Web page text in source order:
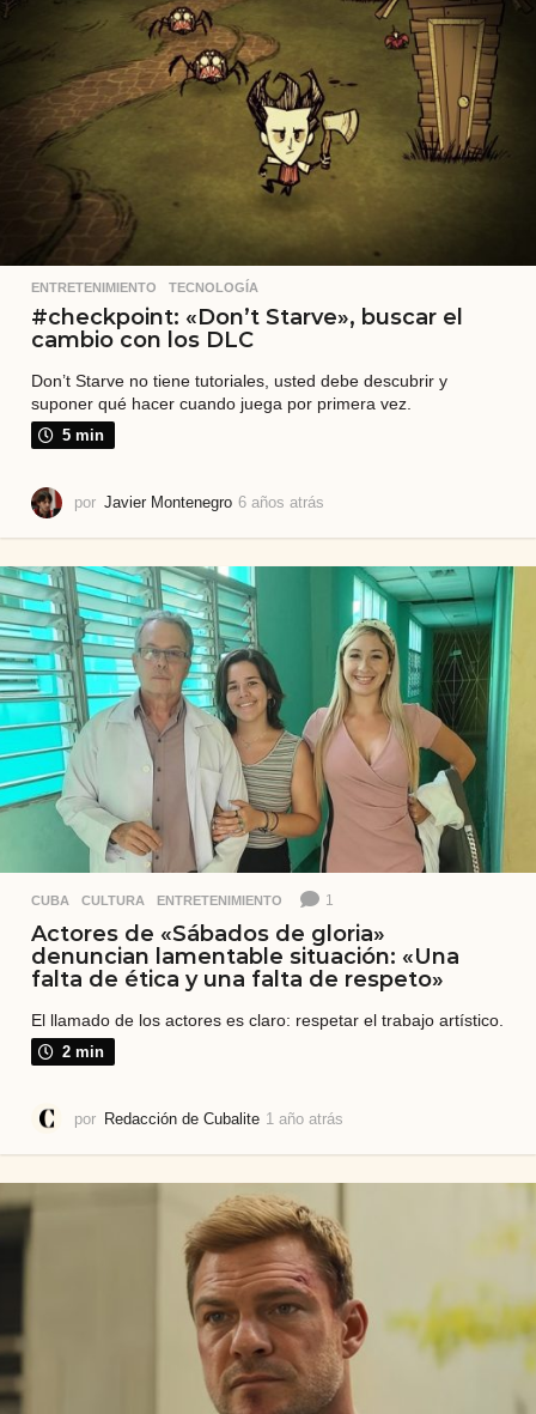
s
ENTRETENIMIENTO ,TECNOLOGÍA
#checkpoint: «Don’t Starve», buscar el
cambio con los DLC
Don’t Starve no tiene tutoriales, usted debe descubrir y
suponer qué hacer cuando juega por primera vez.
5 min
por Javier Montenegro 6 años atrás
o
s
CUBA ,CULTURA ,ENTRETENIMIENTO 1
Actores de «Sábados de gloria»
denuncian lamentable situación: «Una
falta de ética y una falta de respeto»
El llamado de los actores es claro: respetar el trabajo artístico.
2 min
por Redacción de Cubalite 1 año atrás
o
t
r
á
s